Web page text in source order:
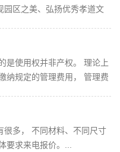
园区之美、弘扬优秀孝道文
是使用权并非产权。 理论上
纳规定的管理费用， 管理费
很多， 不同材料、不同尺寸
要求来电报价。...